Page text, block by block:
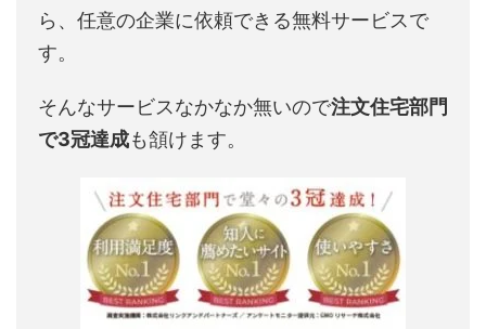
ら、任意の企業に依頼できる無料サービスで
す。
そんなサービスなかなか無いので注文住宅部門
で3冠達成も頷けます。